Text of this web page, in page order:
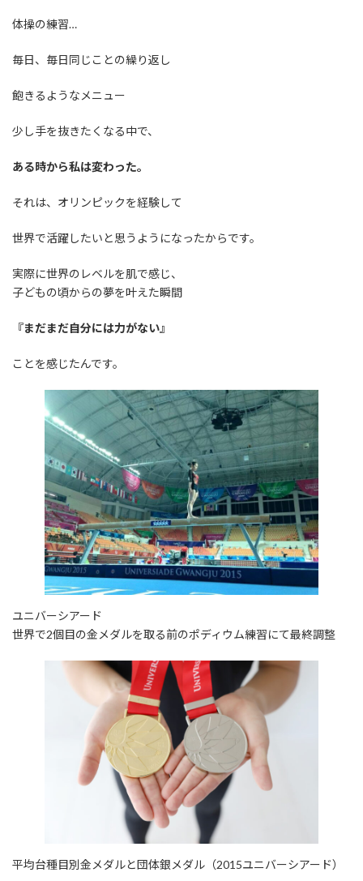
体操の練習…
毎日、毎日同じことの繰り返し
飽きるようなメニュー
少し手を抜きたくなる中で、
ある時から私は変わった。
それは、オリンピックを経験して
世界で活躍したいと思うようになったからです。
実際に世界のレベルを肌で感じ、
子どもの頃からの夢を叶えた瞬間
『まだまだ自分には力がない』
ことを感じたんです。
ユニバーシアード
世界で2個目の金メダルを取る前のポディウム練習にて最終調整
平均台種目別金メダルと団体銀メダル（2015ユニバーシアード）